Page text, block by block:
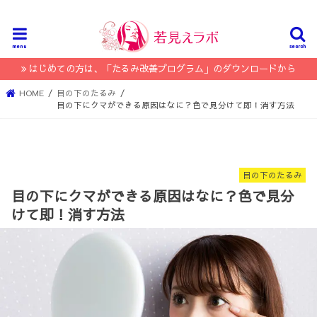
search
menu
はじめての方は、「たるみ改善プログラム」のダウンロードから
HOME
目の下のたるみ
目の下にクマができる原因はなに？色で見分けて即！消す方法
目の下のたるみ
目の下にクマができる原因はなに？色で見分
けて即！消す方法